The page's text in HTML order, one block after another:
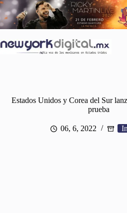
Saltar
al
contenido
Estados Unidos y Corea del Sur
prueba
06, 6, 2022